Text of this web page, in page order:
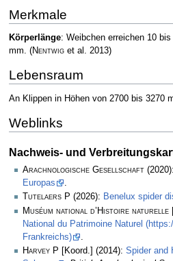
Merkmale
Körperlänge: Weibchen erreichen 10
mm. (Nentwiget al. 2013)
Lebensraum
An Klippen in Höhen von 2700 bis 3270
Weblinks
Nachweis- und
Arachnologische Gesellschaft (2020):
Europas
.
Tutelaers P (2026): Benelux spider
Muséum national d’Histoire naturelle
National du Patrimoine Naturel
Frankreichs)
Harvey P [Koord.] (2014): Spider and